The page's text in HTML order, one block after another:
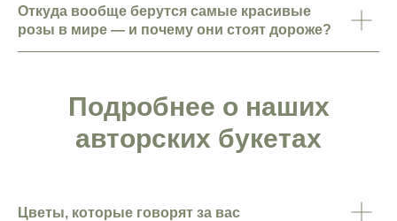
Откуда вообще берутся самые красивые
розы в мире — и почему они стоят дороже?
Подробнее о наших
авторских букетах
Цветы, которые говорят за вас